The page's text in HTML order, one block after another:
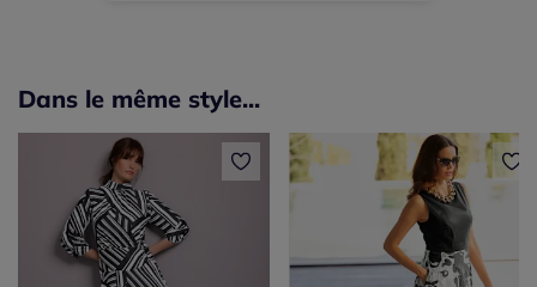
Dans le même style...